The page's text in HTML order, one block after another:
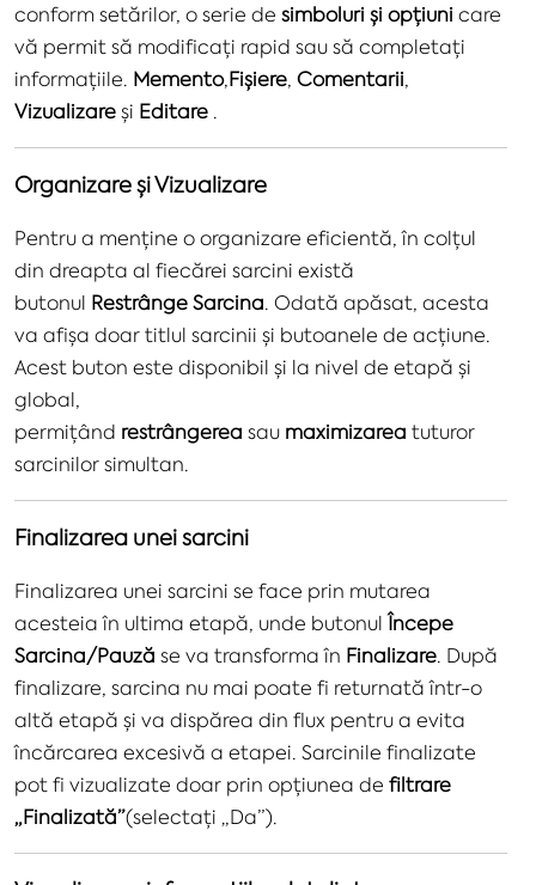
conform setărilor, o serie de simboluri și opțiuni care
vă permit să modificați rapid sau să completați
informațiile. Memento,Fișiere, Comentarii,
Vizualizare și Editare .
Organizare și Vizualizare
Pentru a menține o organizare eficientă, în colțul
din dreapta al fiecărei sarcini există
butonul Restrânge Sarcina. Odată apăsat, acesta
va afișa doar titlul sarcinii și butoanele de acțiune.
Acest buton este disponibil și la nivel de etapă și
global,
permițând restrângerea sau maximizarea tuturor
sarcinilor simultan.
Finalizarea unei sarcini
Finalizarea unei sarcini se face prin mutarea
acesteia în ultima etapă, unde butonulÎncepe
Sarcina/Pauză se va transforma în Finalizare. După
finalizare, sarcina nu mai poate fi returnată într-o
altă etapă și va dispărea din flux pentru a evita
încărcarea excesivă a etapei. Sarcinile finalizate
pot fi vizualizate doar prin opțiunea de filtrare
„Finalizată”(selectați „Da”).